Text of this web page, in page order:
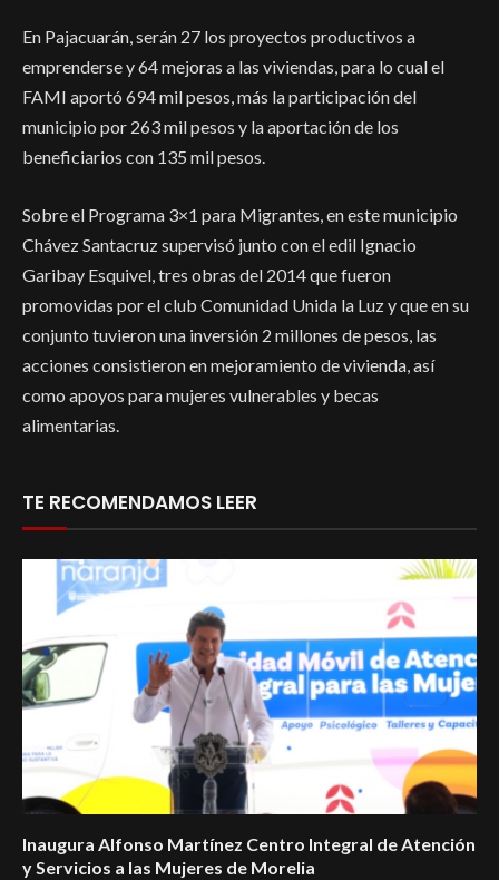
En Pajacuarán, serán 27 los proyectos productivos a
emprenderse y 64 mejoras a las viviendas, para lo cual el
FAMI aportó 694 mil pesos, más la participación del
municipio por 263 mil pesos y la aportación de los
beneficiarios con 135 mil pesos.
Sobre el Programa 3×1 para Migrantes, en este municipio
Chávez Santacruz supervisó junto con el edil Ignacio
Garibay Esquivel, tres obras del 2014 que fueron
promovidas por el club Comunidad Unida la Luz y que en su
conjunto tuvieron una inversión 2 millones de pesos, las
acciones consistieron en mejoramiento de vivienda, así
como apoyos para mujeres vulnerables y becas
alimentarias.
TE RECOMENDAMOS LEER
Inaugura Alfonso Martínez Centro Integral de Atención
y Servicios a las Mujeres de Morelia